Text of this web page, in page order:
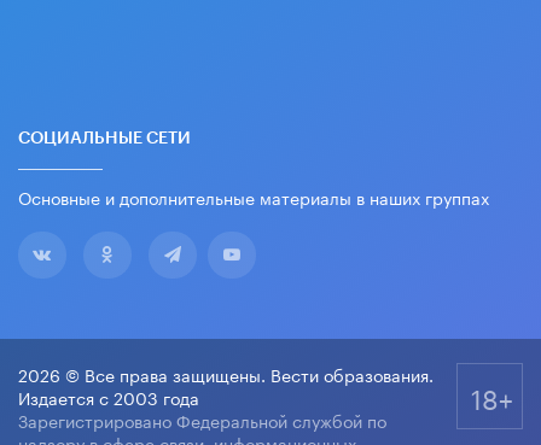
СОЦИАЛЬНЫЕ СЕТИ
Основные и дополнительные материалы в наших группах
2026 © Все права защищены. Вести образования.
Издается с 2003 года
Зарегистрировано Федеральной службой по
18+